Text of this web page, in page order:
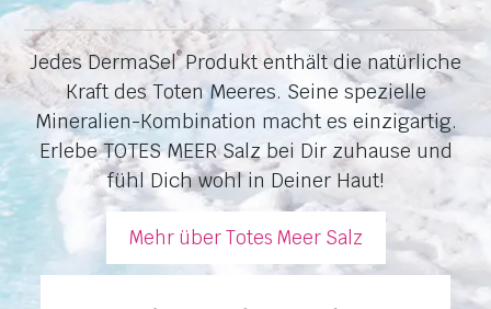
Jedes DermaSel® Produkt enthält die natürliche
Kraft des Toten Meeres. Seine spezielle
Mineralien-Kombination macht es einzigartig.
Erlebe TOTES MEER Salz bei Dir zuhause und
fühl Dich wohl in Deiner Haut!
Mehr über Totes Meer Salz